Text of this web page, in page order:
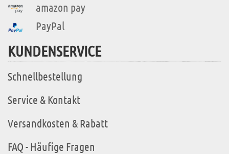
amazon pay
PayPal
KUNDENSERVICE
Schnellbestellung
Service & Kontakt
Versandkosten & Rabatt
FAQ - Häufige Fragen